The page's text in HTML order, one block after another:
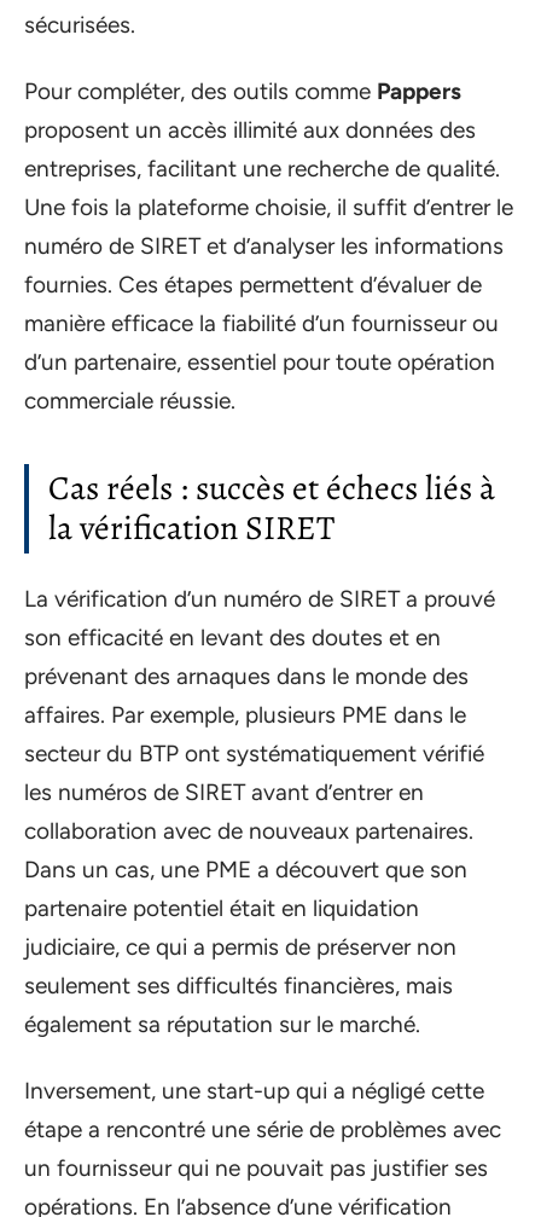
sécurisées.
Pour compléter, des outils comme Pappers
proposent un accès illimité aux données des
entreprises, facilitant une recherche de qualité.
Une fois la plateforme choisie, il suffit d’entrer le
numéro de SIRET et d’analyser les informations
fournies. Ces étapes permettent d’évaluer de
manière efficace la fiabilité d’un fournisseur ou
d’un partenaire, essentiel pour toute opération
commerciale réussie.
Cas réels : succès et échecs liés à
la vérification SIRET
La vérification d’un numéro de SIRET a prouvé
son efficacité en levant des doutes et en
prévenant des arnaques dans le monde des
affaires. Par exemple, plusieurs PME dans le
secteur du BTP ont systématiquement vérifié
les numéros de SIRET avant d’entrer en
collaboration avec de nouveaux partenaires.
Dans un cas, une PME a découvert que son
partenaire potentiel était en liquidation
judiciaire, ce qui a permis de préserver non
seulement ses difficultés financières, mais
également sa réputation sur le marché.
Inversement, une start-up qui a négligé cette
étape a rencontré une série de problèmes avec
un fournisseur qui ne pouvait pas justifier ses
opérations. En l’absence d’une vérification